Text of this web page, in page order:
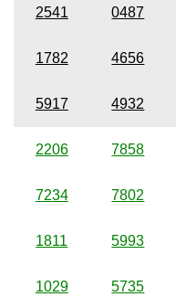
2541 0487
1782 4656
5917 4932
2206 7858
7234 7802
1811 5993
1029 5735